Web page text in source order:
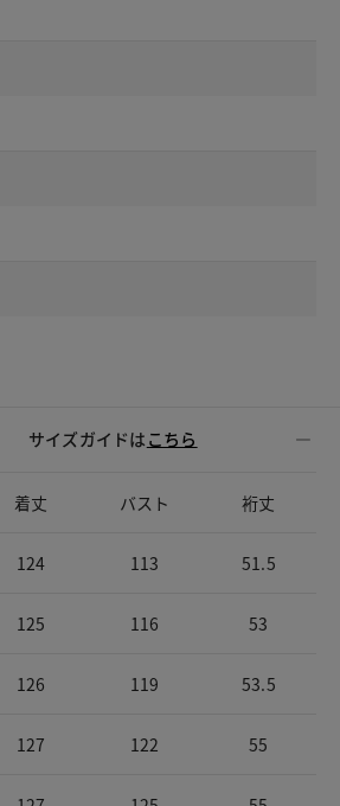
サイズガイドは こちら
着丈 バスト 裄丈
124 113 51.5
125 116 53
126 119 53.5
127 122 55